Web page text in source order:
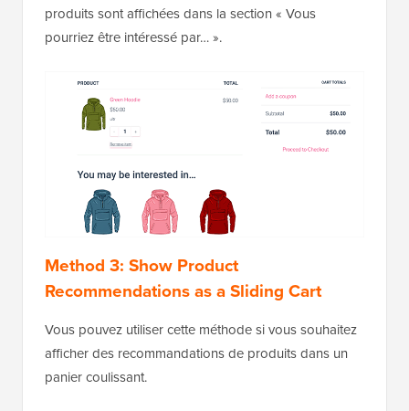
produits sont affichées dans la section « Vous
pourriez être intéressé par… ».
Method 3: Show Product
Recommendations as a Sliding Cart
Vous pouvez utiliser cette méthode si vous souhaitez
afficher des recommandations de produits dans un
panier coulissant.